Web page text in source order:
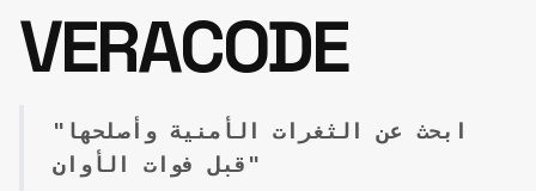
VERACODE
"ابحث عن الثغرات الأمنية وأصلحها
قبل فوات الأوان"